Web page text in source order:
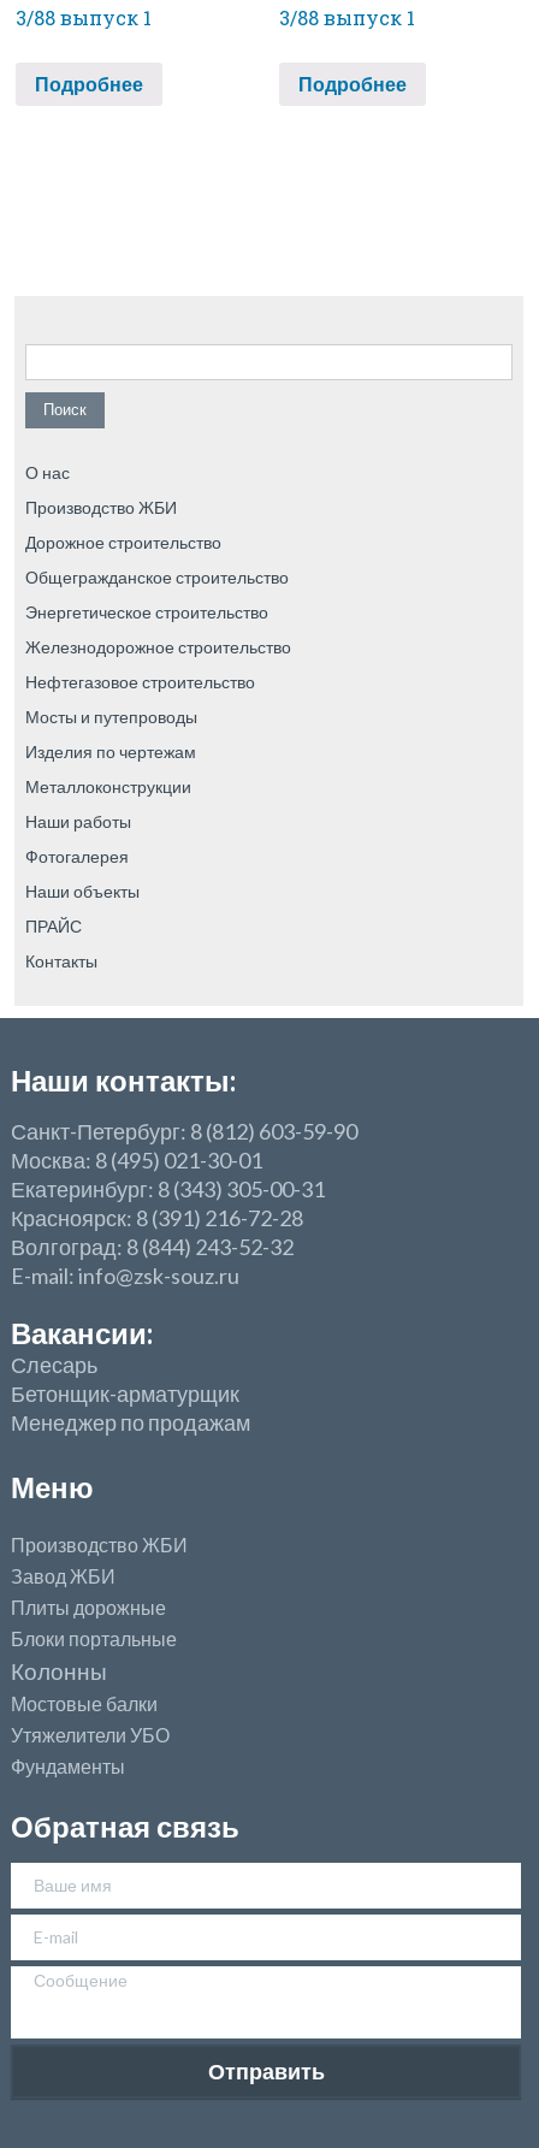
3/88 выпуск 1
Подробнее
3/88 выпуск 1
Подробнее
Найти:
О нас
Производство ЖБИ
Дорожное строительство
Общегражданское строительство
Энергетическое строительство
Железнодорожное строительство
Нефтегазовое строительство
Мосты и путепроводы
Изделия по чертежам
Металлоконструкции
Наши работы
Фотогалерея
Наши объекты
ПРАЙС
Контакты
Наши контакты:
Санкт-Петербург: 8 (812) 603-59-90
Москва: 8 (495) 021-30-01
Екатеринбург: 8 (343) 305-00-31
Красноярск: 8 (391) 216-72-28
Волгоград: 8 (844) 243-52-32
E-mail: info@zsk-souz.ru
Вакансии:
Слесарь
Бетонщик-арматурщик
Менеджер по продажам
Меню
Производство ЖБИ
Завод ЖБИ
Плиты дорожные
Блоки портальные
Колонны
Мостовые балки
Утяжелители УБО
Фундаменты
Обратная связь